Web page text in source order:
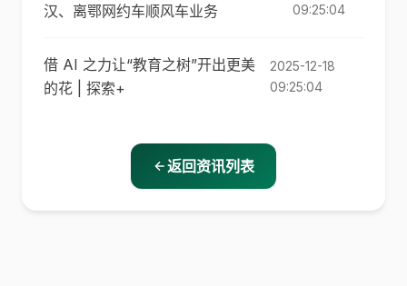
汉、离鄂网约车顺风车业务
09:25:04
借 AI 之力让“教育之树”开出更美
的花 | 探索+
2025-12-18
09:25:04
返回资讯列表